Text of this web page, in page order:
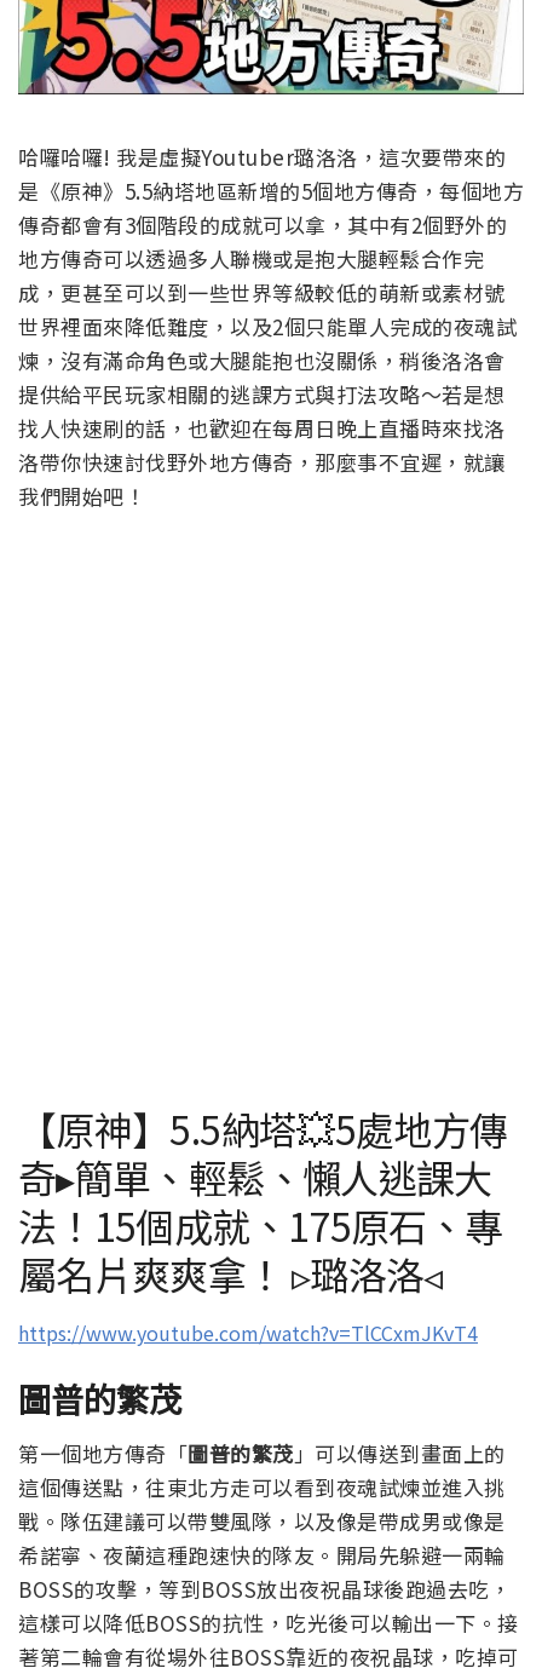
哈囉哈囉! 我是虛擬Youtuber璐洛洛，這次要帶來的
是《原神》5.5納塔地區新增的5個地方傳奇，每個地方
傳奇都會有3個階段的成就可以拿，其中有2個野外的
地方傳奇可以透過多人聯機或是抱大腿輕鬆合作完
成，更甚至可以到一些世界等級較低的萌新或素材號
世界裡面來降低難度，以及2個只能單人完成的夜魂試
煉，沒有滿命角色或大腿能抱也沒關係，稍後洛洛會
提供給平民玩家相關的逃課方式與打法攻略～若是想
找人快速刷的話，也歡迎在每周日晚上直播時來找洛
洛帶你快速討伐野外地方傳奇，那麼事不宜遲，就讓
我們開始吧！
【原神】5.5納塔💥5處地方傳
奇▸簡單、輕鬆、懶人逃課大
法！15個成就、175原石、專
屬名片爽爽拿！ ▹璐洛洛◃
https://www.youtube.com/watch?v=TlCCxmJKvT4
圖普的繁茂
第一個地方傳奇「圖普的繁茂 」可以傳送到畫面上的
這個傳送點，往東北方走可以看到夜魂試煉並進入挑
戰。 隊伍建議可以帶雙風隊，以及像是帶成男或像是
希諾寧、夜蘭這種跑速快的隊友。 開局先躲避一兩輪
BOSS的攻擊，等到BOSS放出夜祝晶球後跑過去吃，
這樣可以降低BOSS的抗性，吃光後可以輸出一下。 接
著第二輪會有從場外往BOSS靠近的夜祝晶球，吃掉可